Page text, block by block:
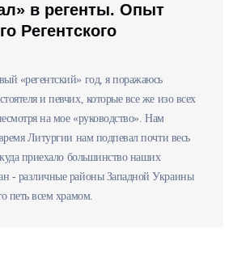
в регенты. Опыт
Регентского
«регентский» год, я поражаюсь
и певчих, которые все же изо всех
на мое «руководство». Нам
Литургии нам подпевал почти весь
приехало большинство наших
- различные районы Западной Украины
петь всем храмом.